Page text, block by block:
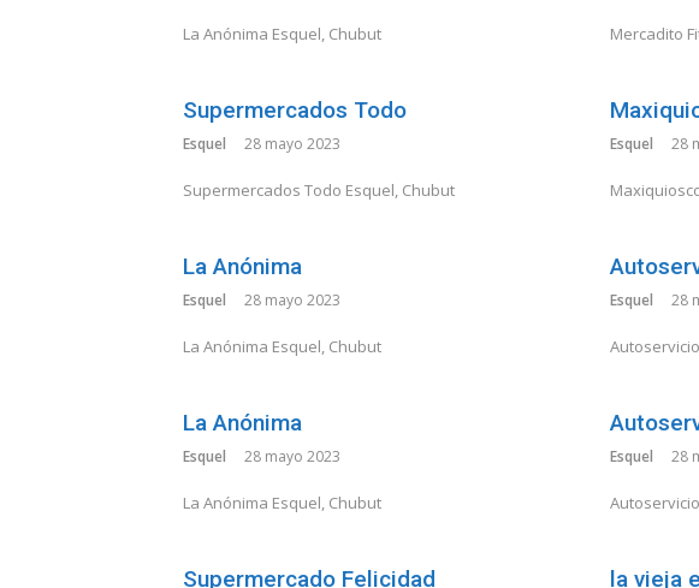
La Anónima Esquel, Chubut Mercadito
Supermercados Todo
Esquel 28 mayo 2023
Supermercados Todo Esquel, Chubut
Esquel 28
La Anónima
Esquel 28 mayo 2023
La Anónima Esquel, Chubut
Esquel 28
La Anónima
Esquel 28 mayo 2023
La Anónima Esquel, Chubut
Esquel 28
Supermercado Felicidad la vieja